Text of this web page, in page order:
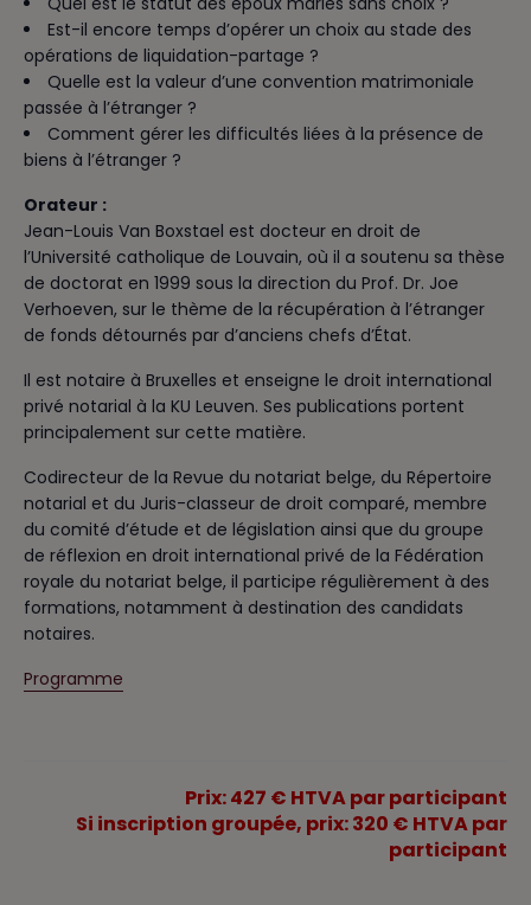
Est-il encore temps d’opérer un choix au stade des
opérations de liquidation-partage ?
Quelle est la valeur d’une convention matrimoniale
passée à l’étranger ?
Comment gérer les difficultés liées à la présence de
biens à l’étranger ?
Orateur :
Jean-Louis Van Boxstael est docteur en droit de
l’Université catholique de Louvain, où il a soutenu sa thèse
de doctorat en 1999 sous la direction du Prof. Dr. Joe
Verhoeven, sur le thème de la récupération à l’étranger
de fonds détournés par d’anciens chefs d’État.
Il est notaire à Bruxelles et enseigne le droit international
privé notarial à la KU Leuven. Ses publications portent
principalement sur cette matière.
Codirecteur de la Revue du notariat belge, du Répertoire
notarial et du Juris-classeur de droit comparé, membre
du comité d’étude et de législation ainsi que du groupe
de réflexion en droit international privé de la Fédération
royale du notariat belge, il participe régulièrement à des
formations, notamment à destination des candidats
notaires.
Programme
Prix: 427 € HTVA par participant
Si inscription groupée, prix: 320 € HTVA par
participant